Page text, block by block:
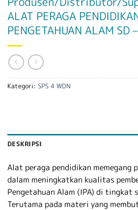
ALAT PERAGA
PENGETAHUAN ALAM SD
Kategori: SPS 4 WDN
DESKRIPSI
Alat peraga pendidikan memegang
dalam meningkatkan kualitas
Pengetahuan Alam (IPA) di tingkat
Terutama pada materi yang